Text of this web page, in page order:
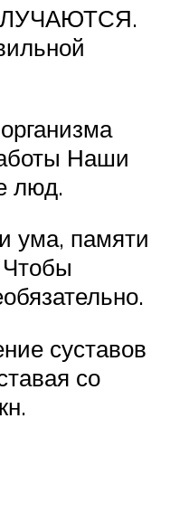
Наши
люд.
ума, памяти
суставов
со